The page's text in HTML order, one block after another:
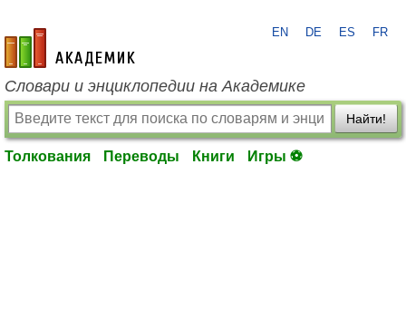
academic.ru
EN DE ES FR
Словари и энциклопедии на Академике
Найти!
Толкования Переводы Книги Игры ⚽